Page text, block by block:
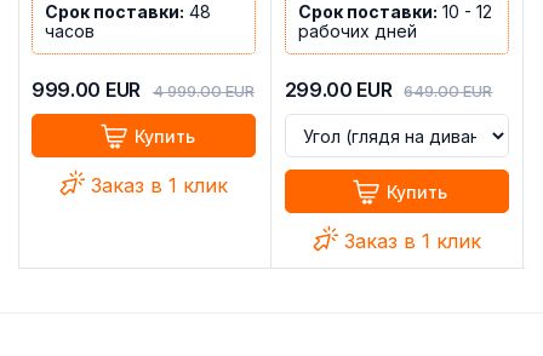
Срок поставки: 48
часов
999.00 EUR 4 999.00EUR
Купить
Заказ в 1 клик
Срок поставки: 10 - 12
рабочих дней
299.00 EUR 649.00EUR
Купить
Заказ в 1 клик